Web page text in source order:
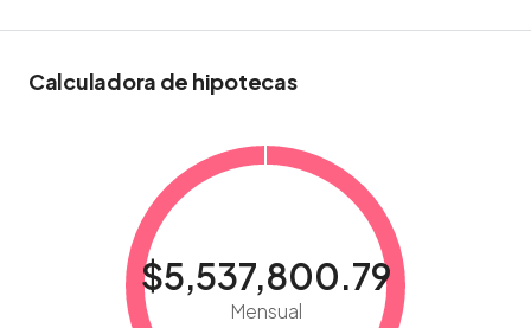
Calculadora de hipotecas
$5,537,800.79
Mensual